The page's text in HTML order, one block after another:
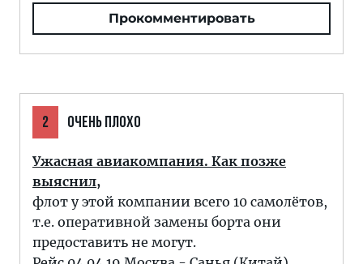
Прокомментировать
2 ОЧЕНЬ ПЛОХО
Ужасная авиакомпания. Как позже
выяснил,
флот у этой компании всего 10 самолётов,
т.е. оперативной замены борта они
предоставить не могут.